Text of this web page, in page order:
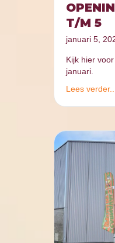
T/M 5
januari 5,
Kijk hier
januari.
Lees verder...